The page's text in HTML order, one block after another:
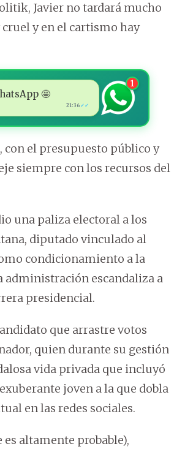
Javier no tardará mucho
y en el cartismo hay
🤩
21:36 ✓✓
1
con el presupuesto público y
siempre con los recursos del
una paliza electoral a los
diputado vinculado al
condicionamiento a la
administración escandaliza a
presidencial.
que arrastre votos
quien durante su gestión
vida privada que incluyó
joven a la que dobla
en las redes sociales.
altamente probable),